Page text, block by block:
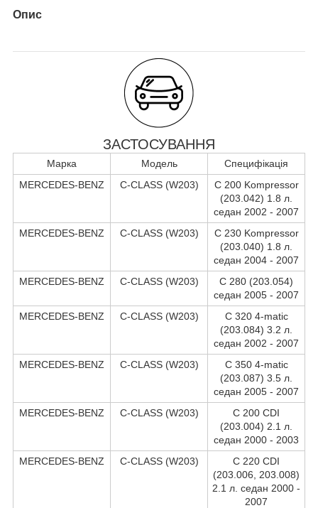
Опис
ЗАСТОСУВАННЯ
Марка Модель
Специфікація
MERCEDES-BENZ
C-CLASS (W203)
C 200 Kompressor
(203.042) 1.8 л.
седан 2002 - 2007
MERCEDES-BENZ
C-CLASS (W203)
C 230 Kompressor
(203.040) 1.8 л.
седан 2004 - 2007
MERCEDES-BENZ
C-CLASS (W203)
C 280 (203.054)
седан 2005 - 2007
MERCEDES-BENZ
C-CLASS (W203)
C 320 4-matic
(203.084) 3.2 л.
седан 2002 - 2007
MERCEDES-BENZ
C-CLASS (W203)
C 350 4-matic
(203.087) 3.5 л.
седан 2005 - 2007
MERCEDES-BENZ
C-CLASS (W203)
C 200 CDI
(203.004) 2.1 л.
седан 2000 - 2003
MERCEDES-BENZ
C-CLASS (W203)
C 220 CDI
(203.006, 203.008)
2.1 л. седан 2000 -
2007